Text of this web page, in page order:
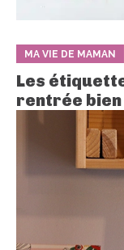
MA VIE DE MAMAN
Les
rentrée